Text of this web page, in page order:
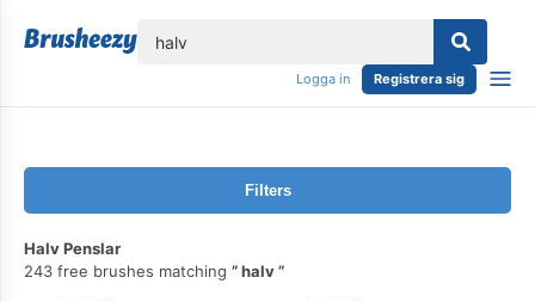
Logga in Registrera sig
Filters
Halv Penslar
243 free brushes matching
halv